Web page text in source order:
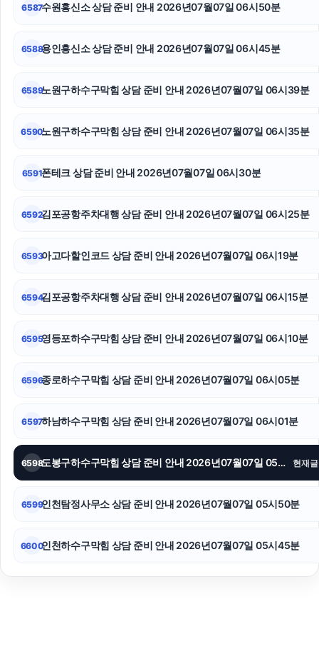
중랑하수구막힘
광진하수구막힘
서초성범죄전문변호사
의정부형사전문변호사
상간남소송
수원이혼변호사
6587수원흥신소 상담 준비 안내 2026년07월07일 06시50분
6588용인흥신소 상담 준비 안내 2026년07월07일 06시45분
6589노원구하수구막힘 상담 준비 안내 2026년07월07일 06시39분
6590노원구하수구막힘 상담 준비 안내 2026년07월07일 06시35분
6591폰테크 상담 준비 안내 2026년07월07일 06시30분
6592김포공항주차대행 상담 준비 안내 2026년07월07일 06시25분
6593아고다할인코드 상담 준비 안내 2026년07월07일 06시19분
6594김포공항주차대행 상담 준비 안내 2026년07월07일 06시15분
6595영등포하수구막힘 상담 준비 안내 2026년07월07일 06시10분
6596종로하수구막힘 상담 준비 안내 2026년07월07일 06시05분
6597하남하수구막힘 상담 준비 안내 2026년07월07일 06시01분
6598 도봉구하수구막힘 상담 준비 안내 2026년07월07일 05시55분 현재글
6599인천탐정사무소 상담 준비 안내 2026년07월07일 05시50분
6600인천하수구막힘 상담 준비 안내 2026년07월07일 05시45분